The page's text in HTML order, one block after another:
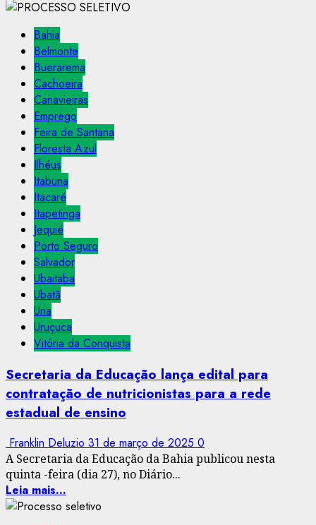
Bahia
Belmonte
Buerarema
Cachoeira
Canavieiras
Emprego
Feira de Santana
Floresta Azul
Ilhéus
Itabuna
Itacaré
Itapetinga
Jequié
Porto Seguro
Salvador
Ubaitaba
Ubatã
Una
Uruçuca
Vitória da Conquista
Secretaria da Educação lança edital para
contratação de nutricionistas para a rede
estadual de ensino
Franklin Deluzio 31 de março de 2025 0
A Secretaria da Educação da Bahia publicou nesta
quinta -feira (dia 27), no Diário...
Leia mais...